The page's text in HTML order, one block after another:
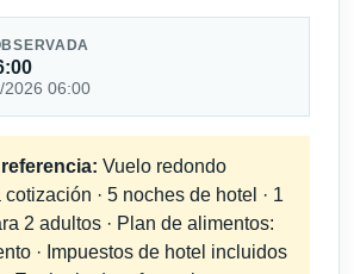
2026 06:00
Vuelo redondo
· 5 noches de hotel · 1
2 adultos · Plan de alimentos:
· Impuestos de hotel incluidos